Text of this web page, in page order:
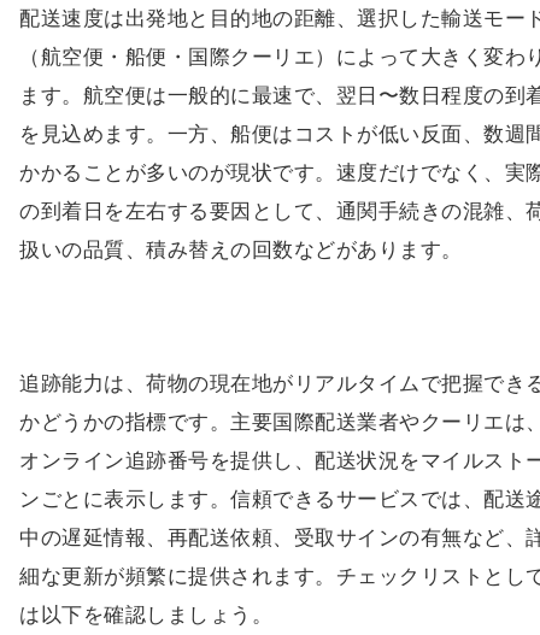
配送速度は出発地と目的地の距離、選択した輸送モー
（航空便・船便・国際クーリエ）によって大きく変わ
ます。航空便は一般的に最速で、翌日〜数日程度の到
を見込めます。一方、船便はコストが低い反面、数週
かかることが多いのが現状です。速度だけでなく、実
の到着日を左右する要因として、通関手続きの混雑、
扱いの品質、積み替えの回数などがあります。
追跡能力は、荷物の現在地がリアルタイムで把握でき
かどうかの指標です。主要国際配送業者やクーリエは
オンライン追跡番号を提供し、配送状況をマイルスト
ンごとに表示します。信頼できるサービスでは、配送
中の遅延情報、再配送依頼、受取サインの有無など、
細な更新が頻繁に提供されます。チェックリストとし
は以下を確認しましょう。